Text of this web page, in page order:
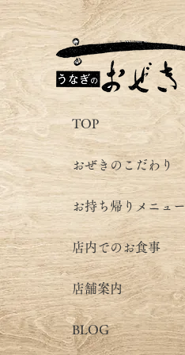
TOP
おぜきのこだわり
お持ち帰りメニュー
店内でのお食事
店舗案内
BLOG